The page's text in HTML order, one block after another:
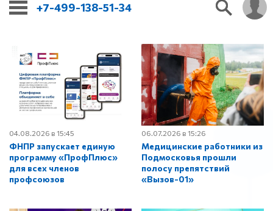
+7-499-138-51-34
04.08.2026 в 15:45
ФНПР запускает единую
программу «ПрофПлюс»
для всех членов
профсоюзов
06.07.2026 в 15:26
Медицинские работники из
Подмосковья прошли
полосу препятствий
«Вызов-01»